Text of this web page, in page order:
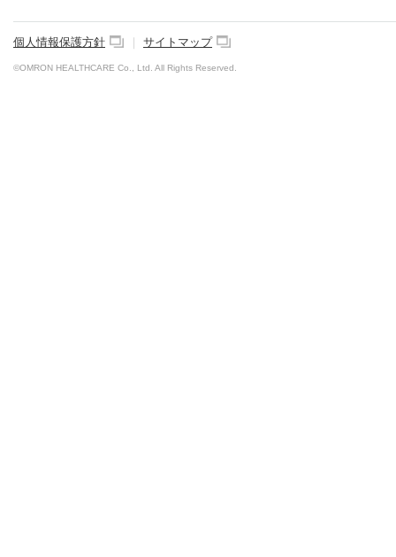
個人情報保護方針 ｜ サイトマップ
©OMRON HEALTHCARE Co., Ltd. All Rights Reserved.